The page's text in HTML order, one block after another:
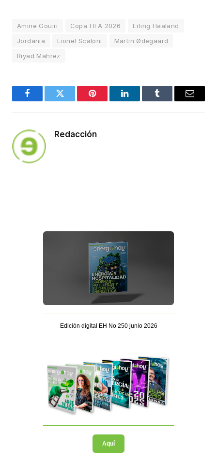
Amine Gouiri Copa FIFA 2026
Erling Haaland
Jordania
Lionel Scaloni
Martin Ødegaard
Riyad Mahrez
FacebookTwitter Pinterest LinkedInTumblr Email
Redacción
Edición digital EH No 250 junio 2026
Aquí